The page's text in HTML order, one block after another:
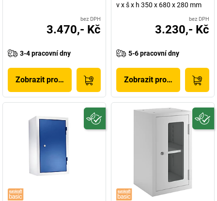
bez DPH
3.470,- Kč
3-4 pracovní dny
Zobrazit produkt
v x š x h 350 x 680 x 280 mm
bez DPH
3.230,- Kč
5-6 pracovní dny
Zobrazit produkt